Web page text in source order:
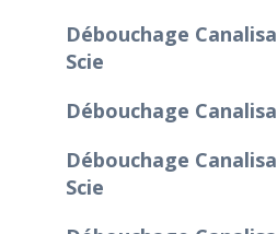
Débouchage
Scie
Débouchage
Débouchage
Scie